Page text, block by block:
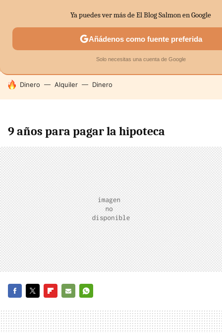
MENÚ NUEVO
ECONOMÍA DOMÉSTICA MERCADOS
HOY SE HABLA DE
Dinero Alquiler Dinero
9 años para pagar la hipoteca
MAIL
Ya puedes ver más de El Blog Salmon en Google
Añádenos como fuente preferida
Solo necesitas una cuenta de Google